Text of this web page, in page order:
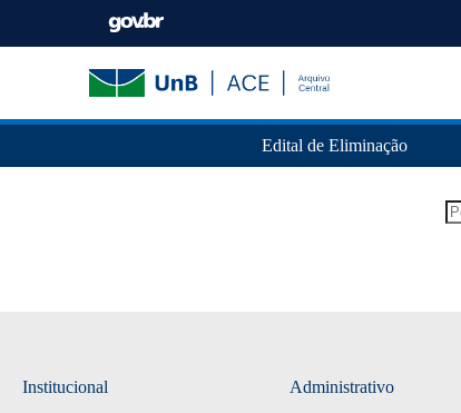
Edital de Eliminação
Institucional Administrativo